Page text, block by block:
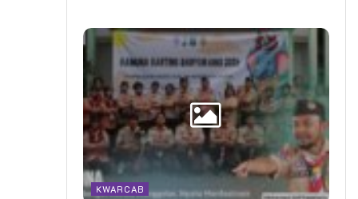
KWARCAB